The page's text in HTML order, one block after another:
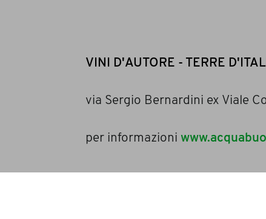
VINI D'AUTORE - TERRE
via Sergio Bernardini ex Viale
per informazioni